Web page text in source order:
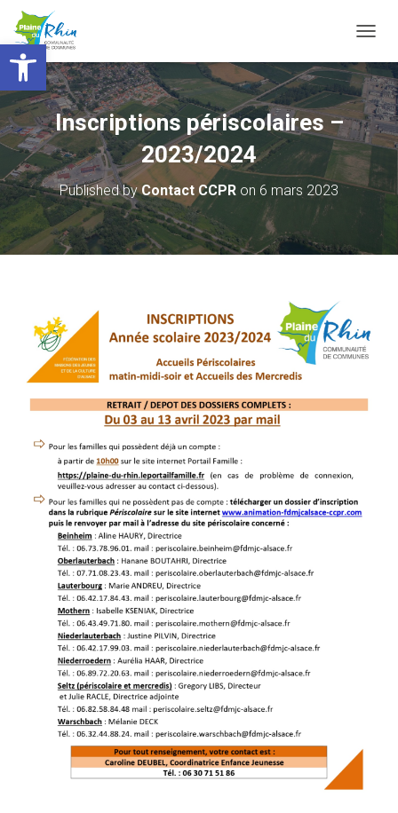
Ouvrir la barre d’outils
O
G
G
L
E
N
A
Inscriptions périscolaires –
2023/2024
Published byContact CCPR on 6 mars 2023